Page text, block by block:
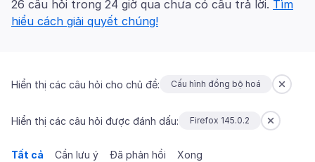
26 câu hỏi trong 24 giờ qua chưa có câu trả lời. Tìm
hiểu cách giải quyết chúng!
Hiển thị các câu hỏi cho chủ đề: Cấu hình đồng bộ hoá
Hiển thị các câu hỏi được đánh dấu: Firefox 145.0.2
Tất cả Cần lưu ý Đã phản hồi Xong